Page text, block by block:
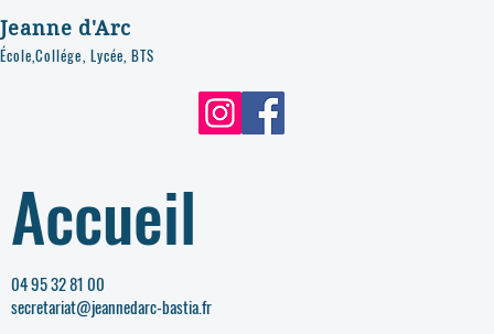
Accueil
04 95 32 81 00
secretariat@jeannedarc-bastia.fr
Jeanne d'Arc
École,Collége, Lycée, BTS